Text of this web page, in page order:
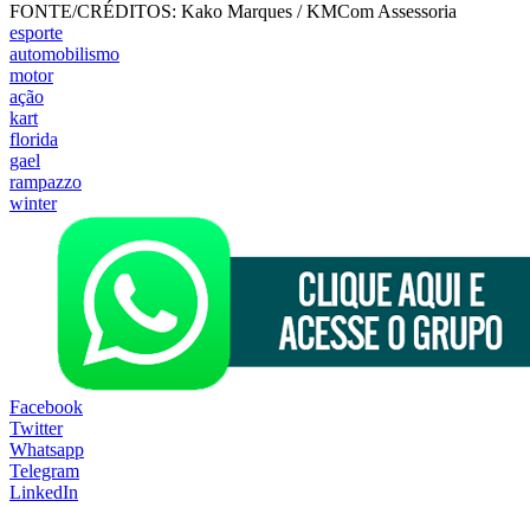
FONTE/CRÉDITOS: Kako Marques / KMCom Assessoria
esporte
automobilismo
motor
ação
kart
florida
gael
rampazzo
winter
Facebook
Twitter
Whatsapp
Telegram
LinkedIn